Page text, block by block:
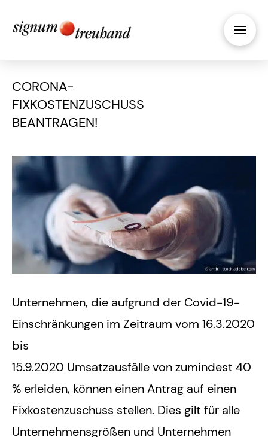
CORONA-
FIXKOSTENZUSCHUSS
BEANTRAGEN!
Unternehmen, die aufgrund der Covid-19-
Einschränkungen im Zeitraum vom 16.3.2020
bis
15.9.2020 Umsatzausfälle von zumindest 40
% erleiden, können einen Antrag auf einen
Fixkostenzuschuss stellen. Dies gilt für alle
Unternehmensgrößen und Unternehmen